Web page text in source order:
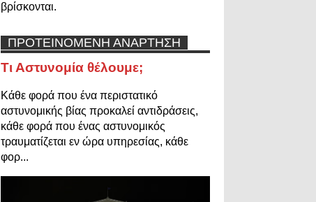
βρίσκονται.
ΠΡΟΤΕΙΝΟΜΕΝΗ ΑΝΑΡΤΗΣΗ
Τι Αστυνομία θέλουμε;
Κάθε φορά που ένα περιστατικό
αστυνομικής βίας προκαλεί αντιδράσεις,
κάθε φορά που ένας αστυνομικός
τραυματίζεται εν ώρα υπηρεσίας, κάθε
φορ...